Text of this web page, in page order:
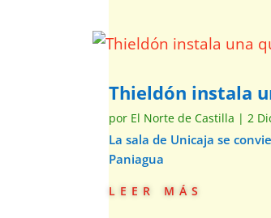
Thieldón instala
por El Norte de Castilla |2
La sala de Unicaja se
Paniagua
leer más